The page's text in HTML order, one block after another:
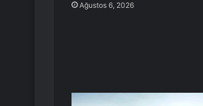
Ağustos 6, 2026